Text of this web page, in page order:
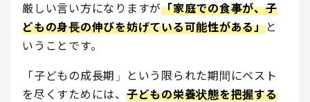
厳しい言い方になりますが「家庭での食事が、子
どもの身長の伸びを妨げている可能性がある」と
いうことです。
「子どもの成長期」という限られた期間にベスト
を尽くすためには、 子どもの栄養状態を把握する